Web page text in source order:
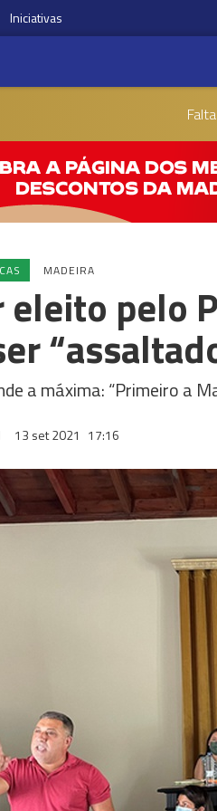
Iniciativas
MADEIRA
pelo
a máxima: “Primeiro a
13 set 2021 17:16